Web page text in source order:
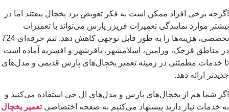
اگرچه برخی افراد ممکن است به فکر تعویض برد یخچال بیفتند اما در
بیشتر موارد نمایندگی تعمیرات فریزر پارس می‌تواند با تعمیرات
تخصصی، هزینه‌ها را به طور قابل توجهی کاهش دهد. تیم حرفه‌ای 724
در مناطق قرچک، ورامین، اسلامشهر، باقرشهر و افسریه آماده است
تا خدمات مطمئنی در زمینه تعمیر یخچال‌های پارس قدیمی و مدل‌های
جدیدتر ارائه دهد.
اگر شما هم از یخچال‌های پارس و مدل‌های ال جی استفاده می‌کنید و
به خدمات نیاز دارید پیشنهاد می‌کنیم به صفحه اختصاصیتعمیر یخچال